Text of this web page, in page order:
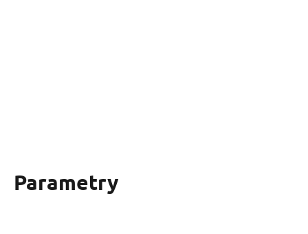
Parametry